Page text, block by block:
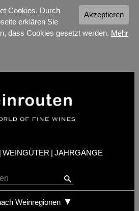
Akzeptieren
Cookies. Durch
erklären Sie
dass Cookies gesetzt werden. Mehr
| WEINGÜTER | JAHRGÄNGE
Weinregionen